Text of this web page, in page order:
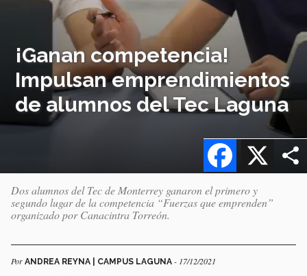
¡Ganan competencia!
Impulsan emprendimientos
de alumnos del Tec Laguna
X
Facebook
Dos alumnos del Tec de Monterrey ganaron el primero y
segundo lugar de la competencia “Fuerzas que emprenden”
organizado por Canacintra Torreón.
Por ANDREA REYNA | CAMPUS LAGUNA - 17/12/2021